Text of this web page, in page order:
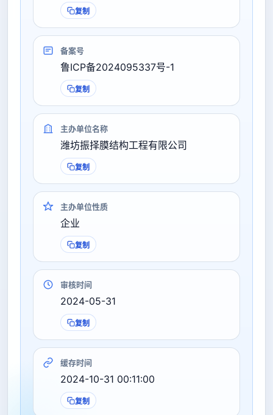
复制
备案号
鲁ICP备2024095337号-1
复制
主办单位名称
潍坊振择膜结构工程有限公司
复制
主办单位性质
企业
复制
审核时间
2024-05-31
复制
缓存时间
2024-10-31 00:11:00
复制